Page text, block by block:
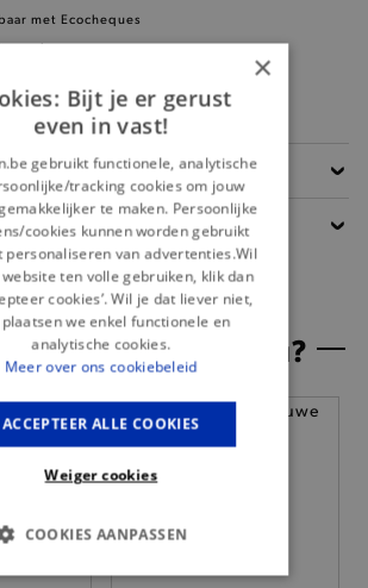
met Ecocheques
1 à 2 werkdagen
is dit iets voor jou?
×
Bijt je er gerust
even in vast!
gebruikt functionele, analytische
tracking cookies om jouw
te maken. Persoonlijke
cookies kunnen worden gebruikt
personaliseren van advertenties.Wil
website ten volle gebruiken, klik dan
cookies’. Wil je dat liever niet,
we enkel functionele en
analytische cookies.
Meer over ons cookiebeleid
ACCEPTEER ALLE COOKIES
Weiger cookies
COOKIES AANPASSEN